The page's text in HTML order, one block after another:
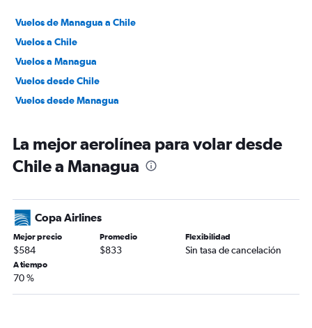
Vuelos de Managua a Chile
Vuelos a Chile
Vuelos a Managua
Vuelos desde Chile
Vuelos desde Managua
La mejor aerolínea para volar desde
Chile a Managua
Copa Airlines
Mejor precio
$584
Promedio
$833
Flexibilidad
Sin tasa de cancelación
A tiempo
70 %